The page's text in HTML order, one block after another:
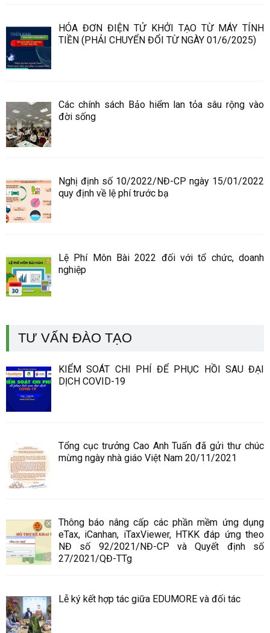
HÓA ĐƠN ĐIỆN TỬ KHỞI TẠO TỪ MÁY TÍNH
TIỀN (PHẢI CHUYỂN ĐỔI TỪ NGÀY 01/6/2025)
Các chính sách Bảo hiểm lan tỏa sâu rộng vào
đời sống
Nghị định số 10/2022/NĐ-CP ngày 15/01/2022
quy định về lệ phí trước bạ
Lệ Phí Môn Bài 2022 đối với tổ chức, doanh
nghiệp
TƯ VẤN ĐÀO TẠO
KIỂM SOÁT CHI PHÍ ĐỂ PHỤC HỒI SAU ĐẠI
DỊCH COVID-19
Tổng cục trưởng Cao Anh Tuấn đã gửi thư chúc
mừng ngày nhà giáo Việt Nam 20/11/2021
Thông báo nâng cấp các phần mềm ứng dụng
eTax, iCanhan, iTaxViewer, HTKK đáp ứng theo
NĐ số 92/2021/NĐ-CP và Quyết định số
27/2021/QĐ-TTg
Lễ ký kết hợp tác giữa EDUMORE và đối tác